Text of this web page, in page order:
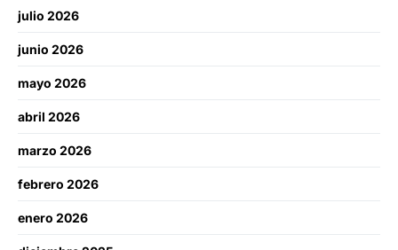
julio 2026
junio 2026
mayo 2026
abril 2026
marzo 2026
febrero 2026
enero 2026